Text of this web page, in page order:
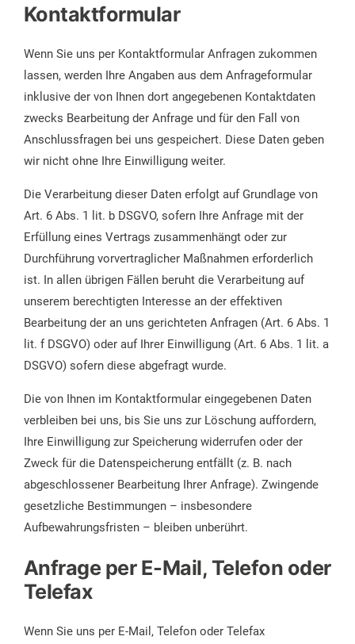
Kontaktformular
Wenn Sie uns per Kontaktformular Anfragen zukommen
lassen, werden Ihre Angaben aus dem Anfrageformular
inklusive der von Ihnen dort angegebenen Kontaktdaten
zwecks Bearbeitung der Anfrage und für den Fall von
Anschlussfragen bei uns gespeichert. Diese Daten geben
wir nicht ohne Ihre Einwilligung weiter.
Die Verarbeitung dieser Daten erfolgt auf Grundlage von
Art. 6 Abs. 1 lit. b DSGVO, sofern Ihre Anfrage mit der
Erfüllung eines Vertrags zusammenhängt oder zur
Durchführung vorvertraglicher Maßnahmen erforderlich
ist. In allen übrigen Fällen beruht die Verarbeitung auf
unserem berechtigten Interesse an der effektiven
Bearbeitung der an uns gerichteten Anfragen (Art. 6 Abs. 1
lit. f DSGVO) oder auf Ihrer Einwilligung (Art. 6 Abs. 1 lit. a
DSGVO) sofern diese abgefragt wurde.
Die von Ihnen im Kontaktformular eingegebenen Daten
verbleiben bei uns, bis Sie uns zur Löschung auffordern,
Ihre Einwilligung zur Speicherung widerrufen oder der
Zweck für die Datenspeicherung entfällt (z. B. nach
abgeschlossener Bearbeitung Ihrer Anfrage). Zwingende
gesetzliche Bestimmungen – insbesondere
Aufbewahrungsfristen – bleiben unberührt.
Anfrage per E-Mail, Telefon oder
Telefax
Wenn Sie uns per E-Mail, Telefon oder Telefax